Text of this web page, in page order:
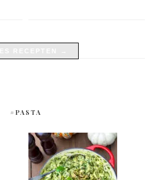
#PASTA